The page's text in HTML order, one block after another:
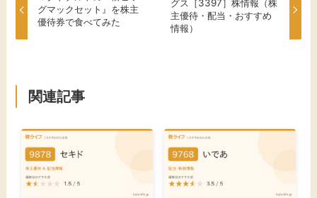
グマックセット』を株主
優待券で食べてみた
グス［3397］株情報（株
主優待・配当・おすすめ
情報）
関連記事